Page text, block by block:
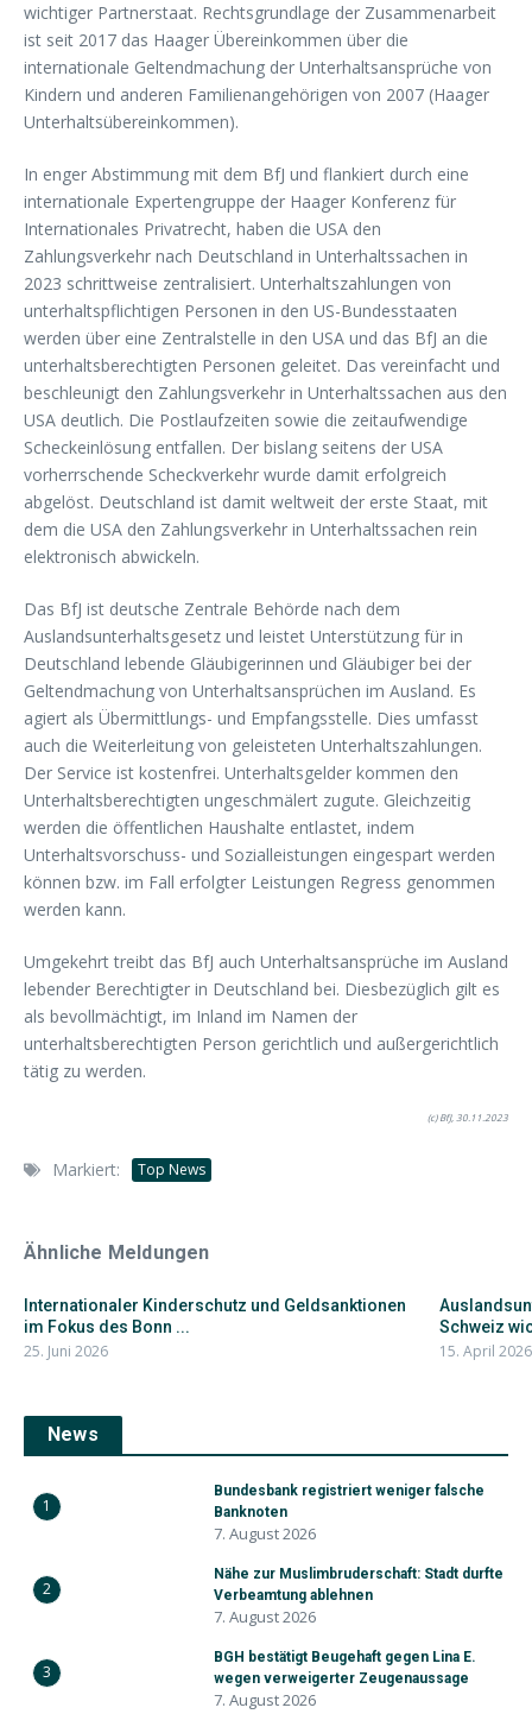
wichtiger Partnerstaat. Rechtsgrundlage der Zusammenarbeit
ist seit 2017 das Haager Übereinkommen über die
internationale Geltendmachung der Unterhaltsansprüche von
Kindern und anderen Familienangehörigen von 2007 (Haager
Unterhaltsübereinkommen).
In enger Abstimmung mit dem BfJ und flankiert durch eine
internationale Expertengruppe der Haager Konferenz für
Internationales Privatrecht, haben die USA den
Zahlungsverkehr nach Deutschland in Unterhaltssachen in
2023 schrittweise zentralisiert. Unterhaltszahlungen von
unterhaltspflichtigen Personen in den US-Bundesstaaten
werden über eine Zentralstelle in den USA und das BfJ an die
unterhaltsberechtigten Personen geleitet. Das vereinfacht und
beschleunigt den Zahlungsverkehr in Unterhaltssachen aus den
USA deutlich. Die Postlaufzeiten sowie die zeitaufwendige
Scheckeinlösung entfallen. Der bislang seitens der USA
vorherrschende Scheckverkehr wurde damit erfolgreich
abgelöst. Deutschland ist damit weltweit der erste Staat, mit
dem die USA den Zahlungsverkehr in Unterhaltssachen rein
elektronisch abwickeln.
Das BfJ ist deutsche Zentrale Behörde nach dem
Auslandsunterhaltsgesetz und leistet Unterstützung für in
Deutschland lebende Gläubigerinnen und Gläubiger bei der
Geltendmachung von Unterhaltsansprüchen im Ausland. Es
agiert als Übermittlungs- und Empfangsstelle. Dies umfasst
auch die Weiterleitung von geleisteten Unterhaltszahlungen.
Der Service ist kostenfrei. Unterhaltsgelder kommen den
Unterhaltsberechtigten ungeschmälert zugute. Gleichzeitig
werden die öffentlichen Haushalte entlastet, indem
Unterhaltsvorschuss- und Sozialleistungen eingespart werden
können bzw. im Fall erfolgter Leistungen Regress genommen
werden kann.
Umgekehrt treibt das BfJ auch Unterhaltsansprüche im Ausland
lebender Berechtigter in Deutschland bei. Diesbezüglich gilt es
als bevollmächtigt, im Inland im Namen der
unterhaltsberechtigten Person gerichtlich und außergerichtlich
tätig zu werden.
(c) BfJ, 30.11.2023
Markiert: Top News
Ähnliche Meldungen
Internationaler Kinderschutz und Geldsanktionen
im Fokus des Bonn ...
25. Juni 2026
Schweiz
15. April 2026
News
1
Bundesbank registriert weniger falsche
Banknoten
7. August 2026
2
Nähe zur Muslimbruderschaft: Stadt durfte
Verbeamtung ablehnen
7. August 2026
3
BGH bestätigt Beugehaft gegen Lina E.
wegen verweigerter Zeugenaussage
7. August 2026